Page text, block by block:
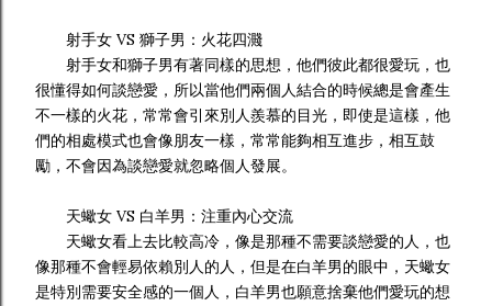
射手女 VS 獅子男：火花四濺
射手女和獅子男有著同樣的思想，他們彼此都很愛玩，也
很懂得如何談戀愛，所以當他們兩個人結合的時候總是會產生
不一樣的火花，常常會引來別人羨慕的目光，即使是這樣，他
們的相處模式也會像朋友一樣，常常能夠相互進步，相互鼓
勵，不會因為談戀愛就忽略個人發展。
天蠍女 VS 白羊男：注重內心交流
天蠍女看上去比較高冷，像是那種不需要談戀愛的人，也
像那種不會輕易依賴別人的人，但是在白羊男的眼中，天蠍女
是特別需要安全感的一個人，白羊男也願意捨棄他們愛玩的想